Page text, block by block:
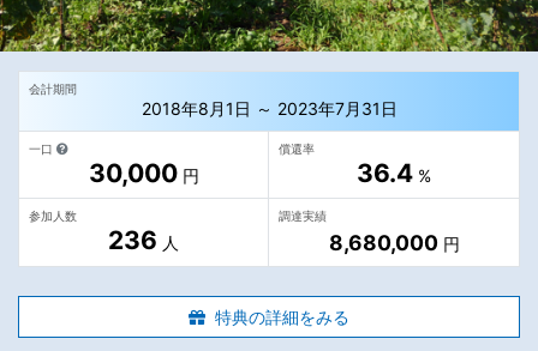
会計期間
2018年8月1日 ～ 2023年7月31日
一口
30,000円
償還率
36.4 %
参加人数
236 人
調達実績
8,680,000円
特典の詳細をみる